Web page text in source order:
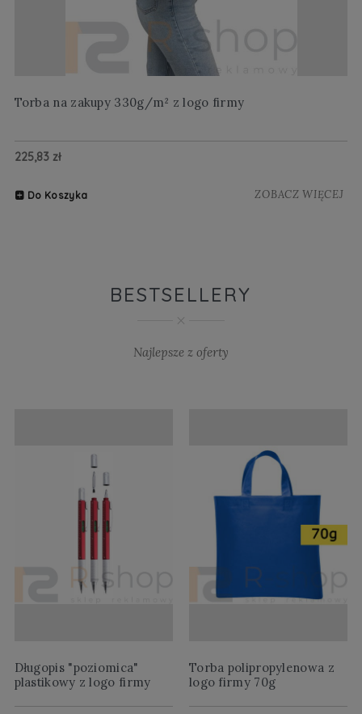
Torba na zakupy 330g/m² z logo firmy
225,83 zł
Do Koszyka ZOBACZ WIĘCEJ
BESTSELLERY
Najlepsze z oferty
Długopis "poziomica"
plastikowy z logo firmy
Torba polipropylenowa z
logo firmy 70g